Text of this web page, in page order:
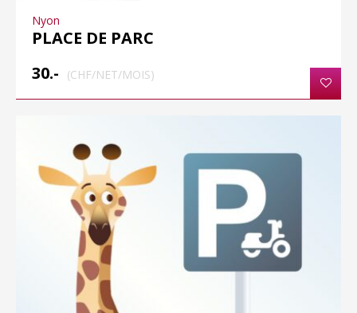
Nyon
PLACE DE PARC
30.-
(CHF/NET/MOIS)